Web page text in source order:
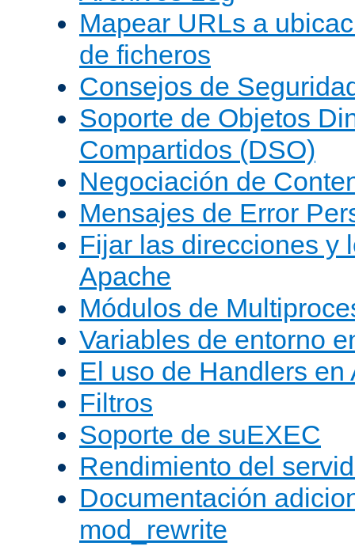
Mapear URLs a
de ficheros
Consejos de
Soporte de Objetos
Compartidos (DSO)
Negociación de
Mensajes de Error
Fijar las direcciones y
Apache
Módulos de
Variables de entorno
El uso de Handlers en
Filtros
Soporte de suEXEC
Rendimiento del
Documentación
mod_rewrite